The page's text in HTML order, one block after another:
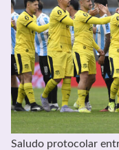
Saludo protocolar